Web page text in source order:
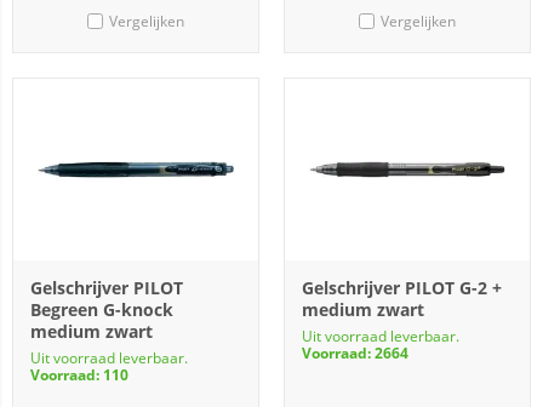
Vergelijken Vergelijken
Gelschrijver PILOT
Begreen G-knock
medium zwart
Uit voorraad leverbaar.
Voorraad: 110
Gelschrijver PILOT G-2 +
medium zwart
Uit voorraad leverbaar.
Voorraad: 2664